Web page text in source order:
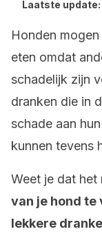
Laatste update:
Honden
eten omdat
schadelijk zijn
dranken die in
schade aan
kunnen tevens
Weet je dat het
van je hond te
lekkere